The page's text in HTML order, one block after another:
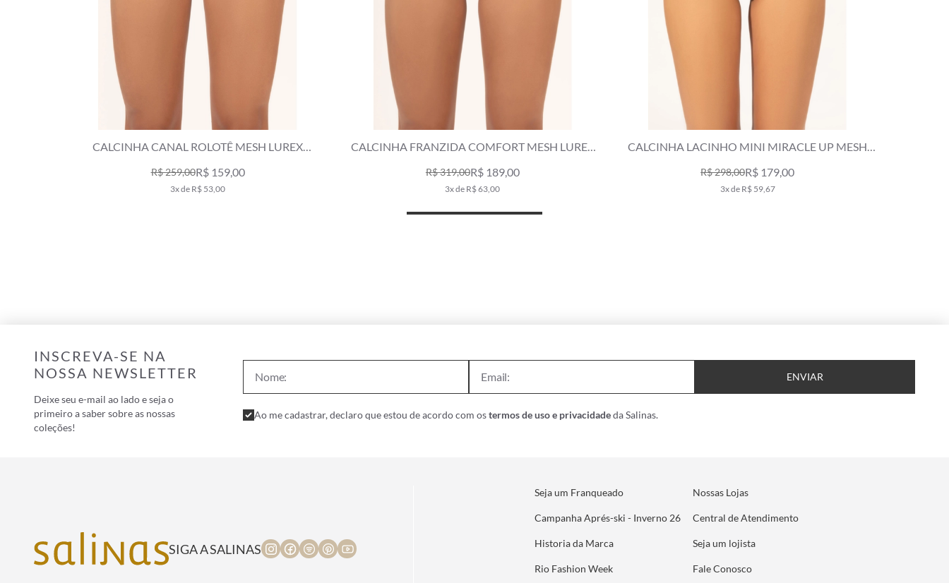
CALCINHA CANAL ROLOTÊ MESH LUREX
R$ 259,00R$ 159,00
3x de R$ 53,00
CALCINHA FRANZIDA COMFORT MESH LUREX
R$ 319,00R$ 189,00
3x de R$ 63,00
CALCINHA LACINHO MINI MIRACLE UP MESH
R$ 298,00R$ 179,00
3x de R$ 59,67
INSCREVA-SE NA
NOSSA NEWSLETTER
Deixe seu e-mail ao lado e seja o
primeiro a saber sobre as nossas
coleções!
ENVIAR
Ao me cadastrar, declaro que estou de acordo com ostermos de uso e privacidadeda Salinas.
SIGA A SALINAS
Seja um Franqueado
Campanha Aprés-ski - Inverno 26
Historia da Marca
Rio Fashion Week
Nossas Lojas
Central de Atendimento
Seja um lojista
Fale Conosco